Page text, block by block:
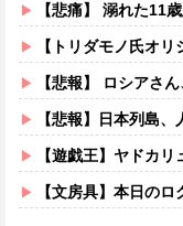
【悲痛】 溺れた11
【トリダモノ氏オリ
【悲報】 ロシアさ
【悲報】日本列島
【遊戯王】ヤドカ
【文房具】本日の